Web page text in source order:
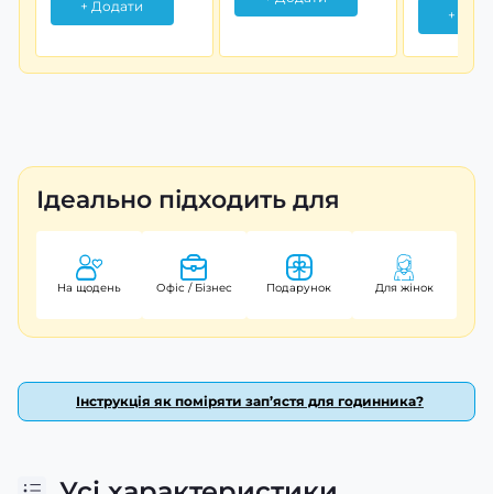
+ Додати
+
Ідеально підходить для
На щодень Офіс / Бізнес Подарунок Для жінок
Інструкція як поміряти зап’ястя для годинника?